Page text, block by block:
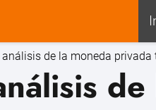
análisis de la moneda privada